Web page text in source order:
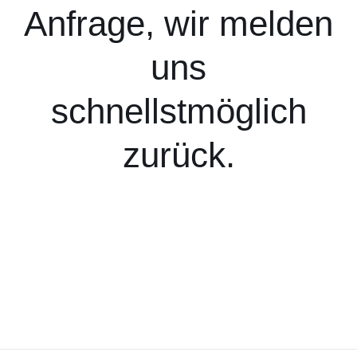
Anfrage, wir melden
uns
schnellstmöglich
zurück.